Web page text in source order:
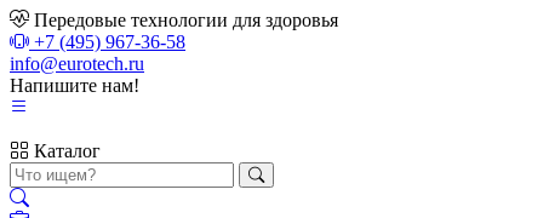
Передовые технологии для здоровья
+7 (495) 967-36-58
info@eurotech.ru
Напишите нам!
Каталог